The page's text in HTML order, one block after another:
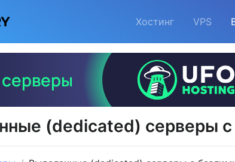
Хостинг VPS
(dedicated) серверы